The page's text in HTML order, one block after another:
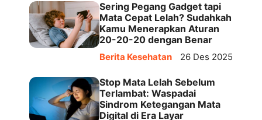
Sering Pegang Gadget tapi
Mata Cepat Lelah? Sudahkah
Kamu Menerapkan Aturan
20-20-20 dengan Benar
Berita Kesehatan 26 Des 2025
Stop Mata Lelah Sebelum
Terlambat: Waspadai
Sindrom Ketegangan Mata
Digital di Era Layar